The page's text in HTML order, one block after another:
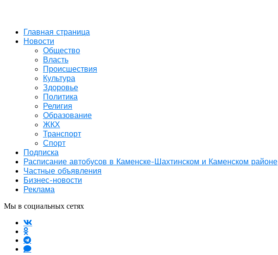
Главная страница
Новости
Общество
Власть
Происшествия
Культура
Здоровье
Политика
Религия
Образование
ЖКХ
Транспорт
Спорт
Подписка
Расписание автобусов в Каменске-Шахтинском и Каменском районе
Частные объявления
Бизнес-новости
Реклама
Мы в социальных сетях